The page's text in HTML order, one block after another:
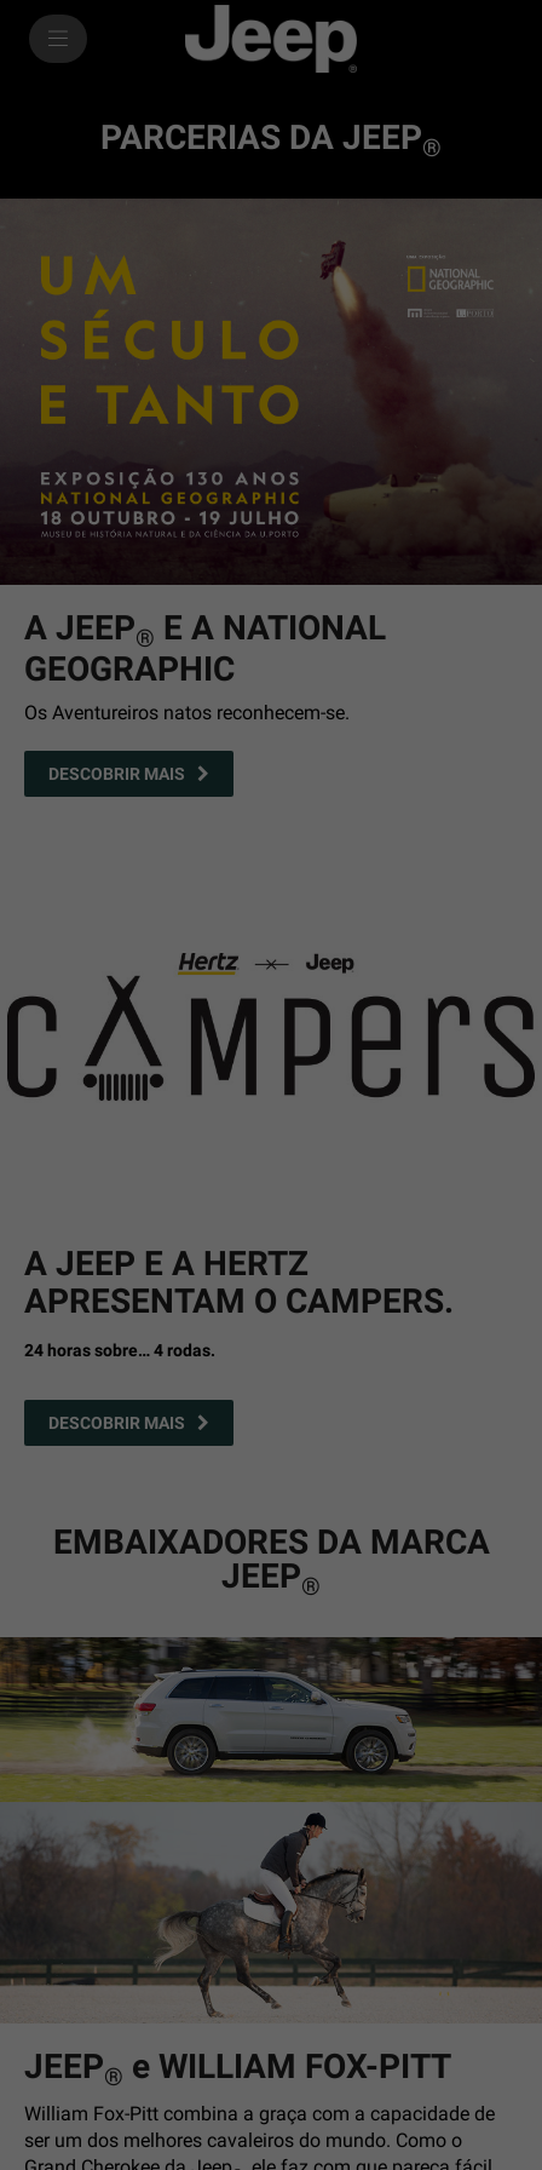
PARCERIAS DA JEEP®
A JEEP® E A NATIONAL
GEOGRAPHIC
Os Aventureiros natos reconhecem-se.
DESCOBRIR MAIS
A JEEP E A HERTZ
APRESENTAM O CAMPERS.
24 horas sobre… 4 rodas.
DESCOBRIR MAIS
EMBAIXADORES DA MARCA
JEEP®
JEEP® e WILLIAM FOX-PITT
William Fox-Pitt combina a graça com a capacidade de
ser um dos melhores cavaleiros do mundo. Como o